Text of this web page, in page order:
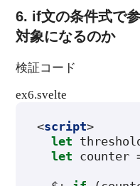
6. if文の条件式で
対象になるのか
検証コード
ex6.svelte
<script>
let
let counter